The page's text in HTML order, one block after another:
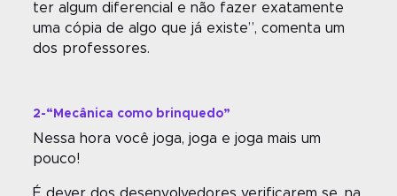
ter algum diferencial e não fazer exatamente
uma cópia de algo que já existe”, comenta um
dos professores.
2-“Mecânica como brinquedo”
Nessa hora você joga, joga e joga mais um
pouco!